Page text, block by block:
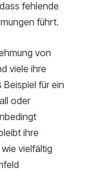
fehlende
führt.
von
viele ihre
für ein
oder
ihre
vielfältig